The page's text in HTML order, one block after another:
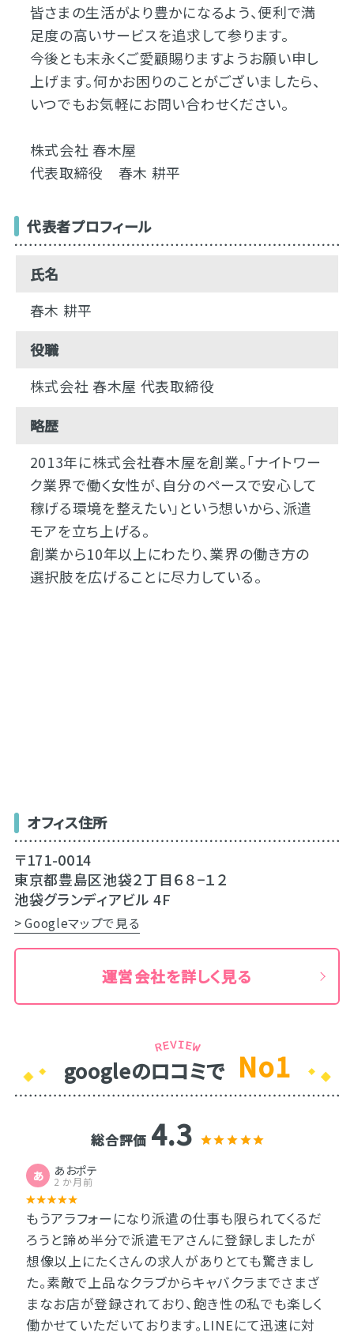
皆さまの生活がより豊かになるよう、便利で満
足度の高いサービスを追求して参ります。
今後とも末永くご愛顧賜りますようお願い申し
上げます。何かお困りのことがございましたら、
いつでもお気軽にお問い合わせください。
株式会社 春木屋
代表取締役 春木 耕平
代表者プロフィール
氏名
春木 耕平
役職
株式会社 春木屋 代表取締役
略歴
2013年に株式会社春木屋を創業。「ナイトワー
ク業界で働く女性が、自分のペースで安心して
稼げる環境を整えたい」という想いから、派遣
モアを立ち上げる。
創業から10年以上にわたり、業界の働き方の
選択肢を広げることに尽力している。
オフィス住所
〒171-0014
東京都豊島区池袋２丁目６８−１２
池袋グランディアビル 4F
> Googleマップで見る
運営会社を詳しく見る
googleのロコミで No1
総合評価 4.3
あ あおポテ
2 か月前
もうアラフォーになり派遣の仕事も限られてくるだ
ろうと諦め半分で派遣モアさんに登録しましたが
想像以上にたくさんの求人がありとても驚きまし
た。素敵で上品なクラブからキャバクラまでさまざ
まなお店が登録されており、飽き性の私でも楽しく
働かせていただいております。LINEにて迅速に対